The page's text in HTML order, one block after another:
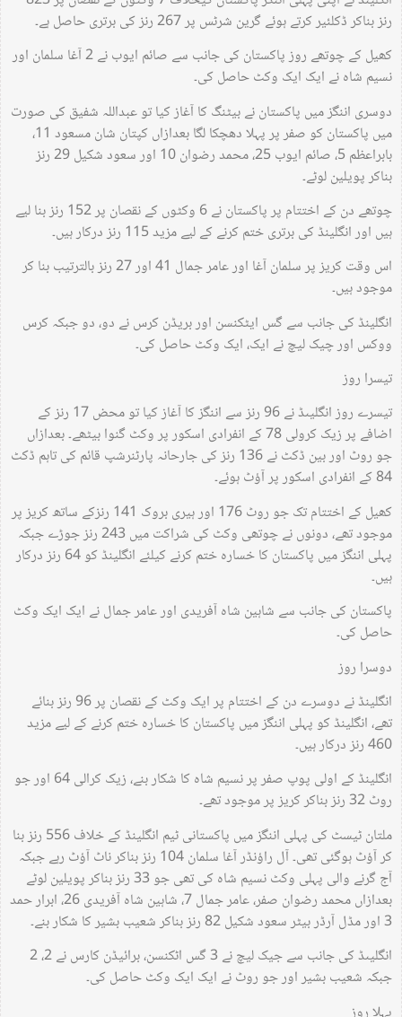
رنز بناکر ڈکلئیر کرتے ہوئے گرین شرٹس پر 267 رنز کی برتری حاصل ہے۔
کھیل کے چوتھے روز پاکستان کی جانب سے صائم ایوب نے 2 آغا سلمان اور
نسیم شاہ نے ایک ایک وکٹ حاصل کی۔
دوسری اننگز میں پاکستان نے بیٹنگ کا آغاز کیا تو عبداللہ شفیق کی صورت
میں پاکستان کو صفر پر پہلا دھچکا لگا بعدازاں کپتان شان مسعود 11،
بابراعظم 5، صائم ایوب 25، محمد رضوان 10 اور سعود شکیل 29 رنز
بناکر پویلین لوٹے۔
چوتھے دن کے اختتام پر پاکستان نے 6 وکٹوں کے نقصان پر 152 رنز بنا لیے
ہیں اور انگلینڈ کی برتری ختم کرنے کے لیے مزید 115 رنز درکار ہیں۔
اس وقت کریز پر سلمان آغا اور عامر جمال 41 اور 27 رنز بالترتیب بنا کر
موجود ہیں۔
انگلینڈ کی جانب سے گس ایٹکنسن اور بریڈن کرس نے دو، دو جبکہ کرس
ووکس اور چیک لیچ نے ایک، ایک وکٹ حاصل کی۔
تیسرا روز
تیسرے روز انگلیںڈ نے 96 رنز سے اننگز کا آغاز کیا تو محض 17 رنز کے
اضافے پر زیک کرولی 78 کے انفرادی اسکور پر وکٹ گنوا بیٹھے۔ بعدازاں
جو روٹ اور بین ڈکٹ نے 136 رنز کی جارحانہ پارٹنرشپ قائم کی تاہم ڈکٹ
84 کے انفرادی اسکور پر آؤٹ ہوئے۔
کھیل کے اختتام تک جو روٹ 176 اور ہیری بروک 141 رنزکے ساتھ کریز پر
موجود تھے، دونوں نے چوتھی وکٹ کی شراکت میں 243 رنز جوڑے جبکہ
پہلی اننگز میں پاکستان کا خسارہ ختم کرنے کیلئے انگلینڈ کو 64 رنز درکار
ہیں۔
پاکستان کی جانب سے شاہین شاہ آفریدی اور عامر جمال نے ایک ایک وکٹ
حاصل کی۔
دوسرا روز
انگلینڈ نے دوسرے دن کے اختتام پر ایک وکٹ کے نقصان پر 96 رنز بنائے
تھے، انگلینڈ کو پہلی اننگز میں پاکستان کا خسارہ ختم کرنے کے لیے مزید
460 رنز درکار ہیں۔
انگلینڈ کے اولی پوپ صفر پر نسیم شاہ کا شکار بنے، زیک کرالی 64 اور جو
روٹ 32 رنز بناکر کریز پر موجود تھے۔
ملتان ٹیسٹ کی پہلی اننگز میں پاکستانی ٹیم انگلینڈ کے خلاف 556 رنز بنا
کر آؤٹ ہوگئی تھی۔ آل راؤنڈر آغا سلمان 104 رنز بناکر ناٹ آؤٹ رہے جبکہ
آج گرنے والی پہلی وکٹ نسیم شاہ کی تھی جو 33 رنز بناکر پویلین لوٹے
بعدازاں محمد رضوان صفر، عامر جمال 7، شاہین شاہ آفریدی 26، ابرار حمد
3 اور مڈل آرڈر بیٹر سعود شکیل 82 رنز بناکر شعیب بشیر کا شکار بنے۔
انگلیںڈ کی جانب سے جیک لیچ نے 3 گس اٹکنسن، برائیڈن کارس نے 2، 2
جبکہ شعیب بشیر اور جو روٹ نے ایک ایک وکٹ حاصل کی۔